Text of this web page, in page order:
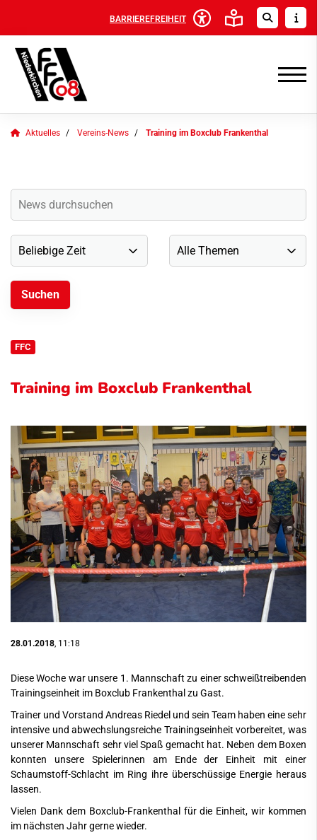
BARRIEREFREIHEIT
Aktuelles Vereins-News Training im Boxclub Frankenthal
FFC
Training im Boxclub Frankenthal
28.01.2018, 11:18
Diese Woche war unsere 1. Mannschaft zu einer schweißtreibenden
Trainingseinheit im Boxclub Frankenthal zu Gast.
Trainer und Vorstand Andreas Riedel und sein Team haben eine sehr
intensive und abwechslungsreiche Trainingseinheit vorbereitet, was
unserer Mannschaft sehr viel Spaß gemacht hat. Neben dem Boxen
konnten unsere Spielerinnen am Ende der Einheit mit einer
Schaumstoff-Schlacht im Ring ihre überschüssige Energie heraus
lassen.
Vielen Dank dem Boxclub-Frankenthal für die Einheit, wir kommen
im nächsten Jahr gerne wieder.